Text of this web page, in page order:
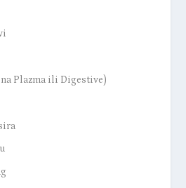
Plazma ili Digestive)